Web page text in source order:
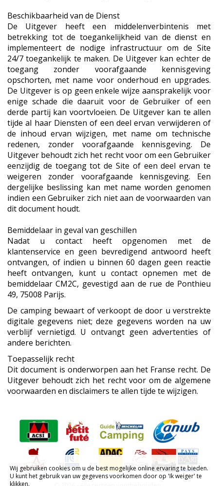
Beschikbaarheid van de Dienst
De Uitgever heeft een middelenverbintenis met
betrekking tot de toegankelijkheid van de dienst en
implementeert de nodige infrastructuur om de Site
24/7 toegankelijk te maken. De Uitgever kan echter de
toegang zonder voorafgaande kennisgeving
opschorten, met name voor onderhoud en upgrades.
De Uitgever is op geen enkele wijze aansprakelijk voor
enige schade die daaruit voor de Gebruiker of een
derde partij kan voortvloeien. De Uitgever kan te allen
tijde al haar Diensten of een deel ervan verwijderen of
de inhoud ervan wijzigen, met name om technische
redenen, zonder voorafgaande kennisgeving. De
Uitgever behoudt zich het recht voor om een Gebruiker
eenzijdig de toegang tot de Site of een deel ervan te
weigeren zonder voorafgaande kennisgeving. Een
dergelijke beslissing kan met name worden genomen
indien een Gebruiker zich niet aan de voorwaarden van
dit document houdt.
Bemiddelaar in geval van geschillen
Nadat u contact heeft opgenomen met de
klantenservice en geen bevredigend antwoord heeft
ontvangen, of indien u binnen 60 dagen geen reactie
heeft ontvangen, kunt u contact opnemen met de
bemiddelaar CM2C, gevestigd aan de rue de Ponthieu
49, 75008 Parijs.
De camping bewaart of verkoopt de door u verstrekte
digitale gegevens niet; deze gegevens worden na uw
verblijf vernietigd. U ontvangt geen advertenties of
andere berichten.
Toepasselijk recht
Dit document is onderworpen aan het Franse recht. De
Uitgever behoudt zich het recht voor om de algemene
voorwaarden en disclaimers te allen tijde te wijzigen.
Wij gebruiken cookies om u de best mogelijke online ervaring te bieden.
U kunt het gebruik van uw gegevens voorkomen door op 'Ik weiger' te
klikken.